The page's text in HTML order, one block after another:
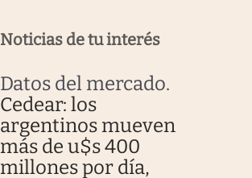
Noticias de tu interés
Datos del mercado.
Cedear: los
argentinos mueven
más de u$s 400
millones por día,